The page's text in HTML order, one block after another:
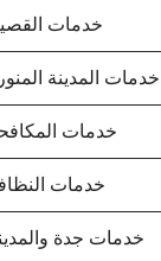
خدمات
خدمات المدينة
خدمات
خدمات
خدمات جدة